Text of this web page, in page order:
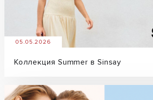
05.05.2026
Коллекция Summer в Sinsay